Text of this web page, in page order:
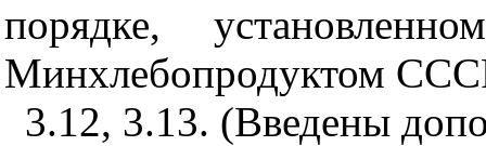
порядке,
Минхлебопродуктом
3.12, 3.13. (Введены